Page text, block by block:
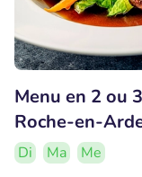
Menu en 2 ou
Roche-en-
Di Ma
Me